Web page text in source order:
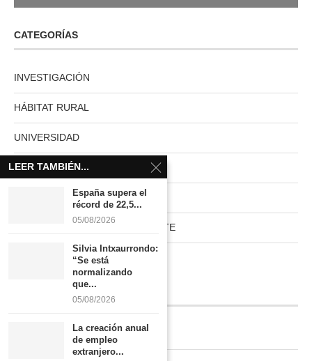
CATEGORÍAS
INVESTIGACIÓN
HÁBITAT RURAL
UNIVERSIDAD
MUNDO ACTUAL
PAISES NUVE
HABITAT RURAL AUTOSUFICIENTE
INFORMACIÓN
Quiénes somos
LEER TAMBIÉN...
España supera el
récord de 22,5...
05/08/2026
Silvia Intxaurrondo:
“Se está
normalizando
que...
05/08/2026
La creación anual
de empleo
extranjero...